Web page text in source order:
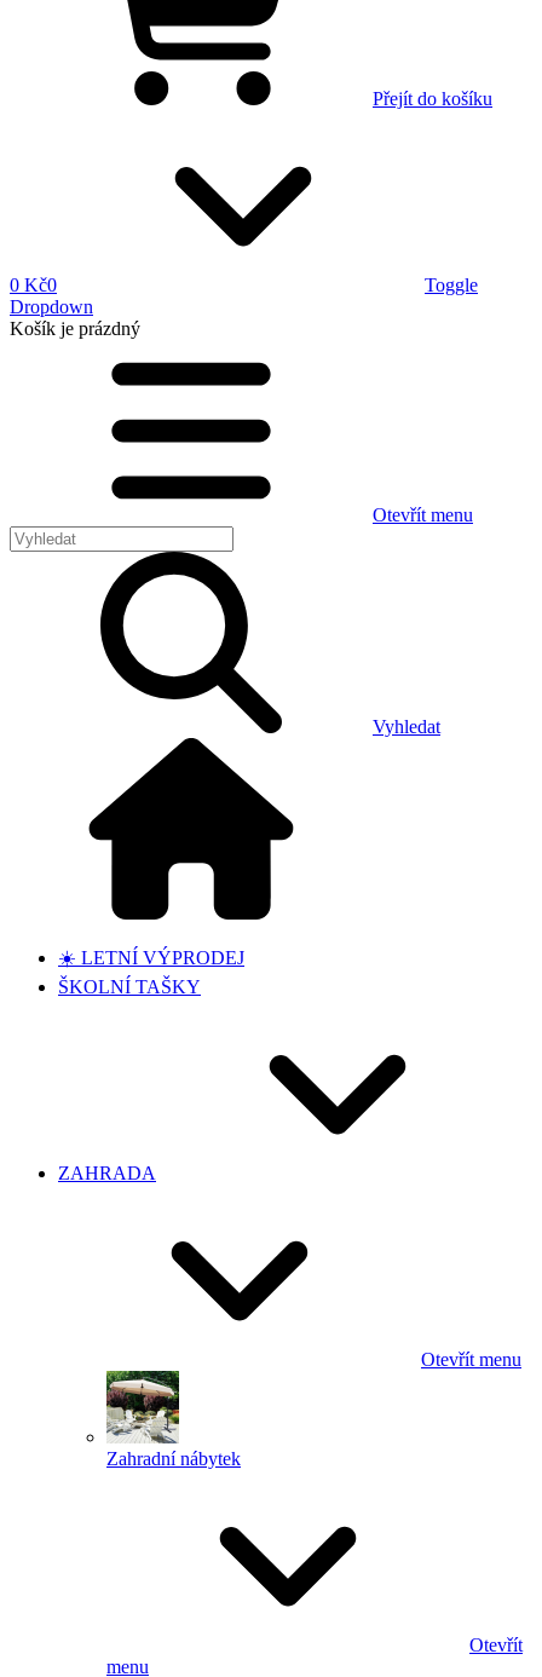
Přejít do košíku
0 Kč0
Toggle
Dropdown
Košík je prázdný
Otevřít menu
Vyhledat
☀️ LETNÍ VÝPRODEJ
ŠKOLNÍ TAŠKY
ZAHRADA
Otevřít menu
Zahradní nábytek
Otevřít
menu